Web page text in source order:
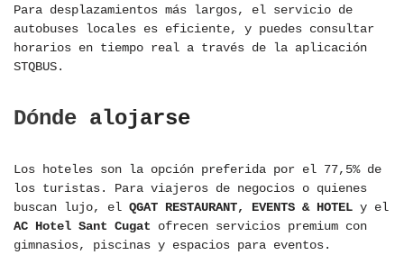
Para desplazamientos más largos, el servicio de
autobuses locales es eficiente, y puedes consultar
horarios en tiempo real a través de la aplicación
STQBUS.
Dónde alojarse
Los hoteles son la opción preferida por el 77,5% de
los turistas. Para viajeros de negocios o quienes
buscan lujo, el QGAT RESTAURANT, EVENTS & HOTEL y el
AC Hotel Sant Cugat ofrecen servicios premium con
gimnasios, piscinas y espacios para eventos.